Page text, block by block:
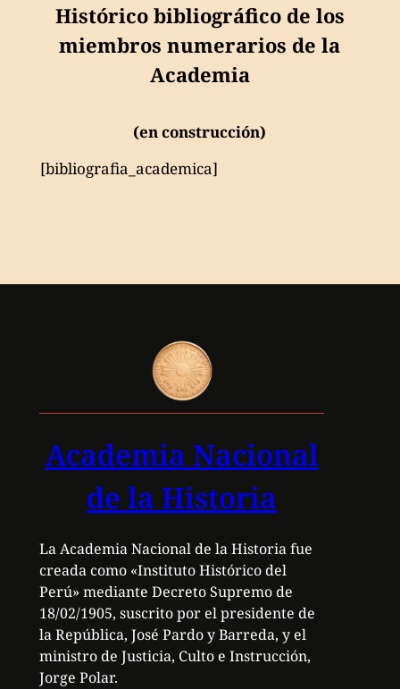
Histórico bibliográfico de los
miembros numerarios de la
Academia
(en construcción)
[bibliografia_academica]
Academia Nacional
de la Historia
La Academia Nacional de la Historia fue
creada como «Instituto Histórico del
Perú» mediante Decreto Supremo de
18/02/1905, suscrito por el presidente de
la República, José Pardo y Barreda, y el
ministro de Justicia, Culto e Instrucción,
Jorge Polar.